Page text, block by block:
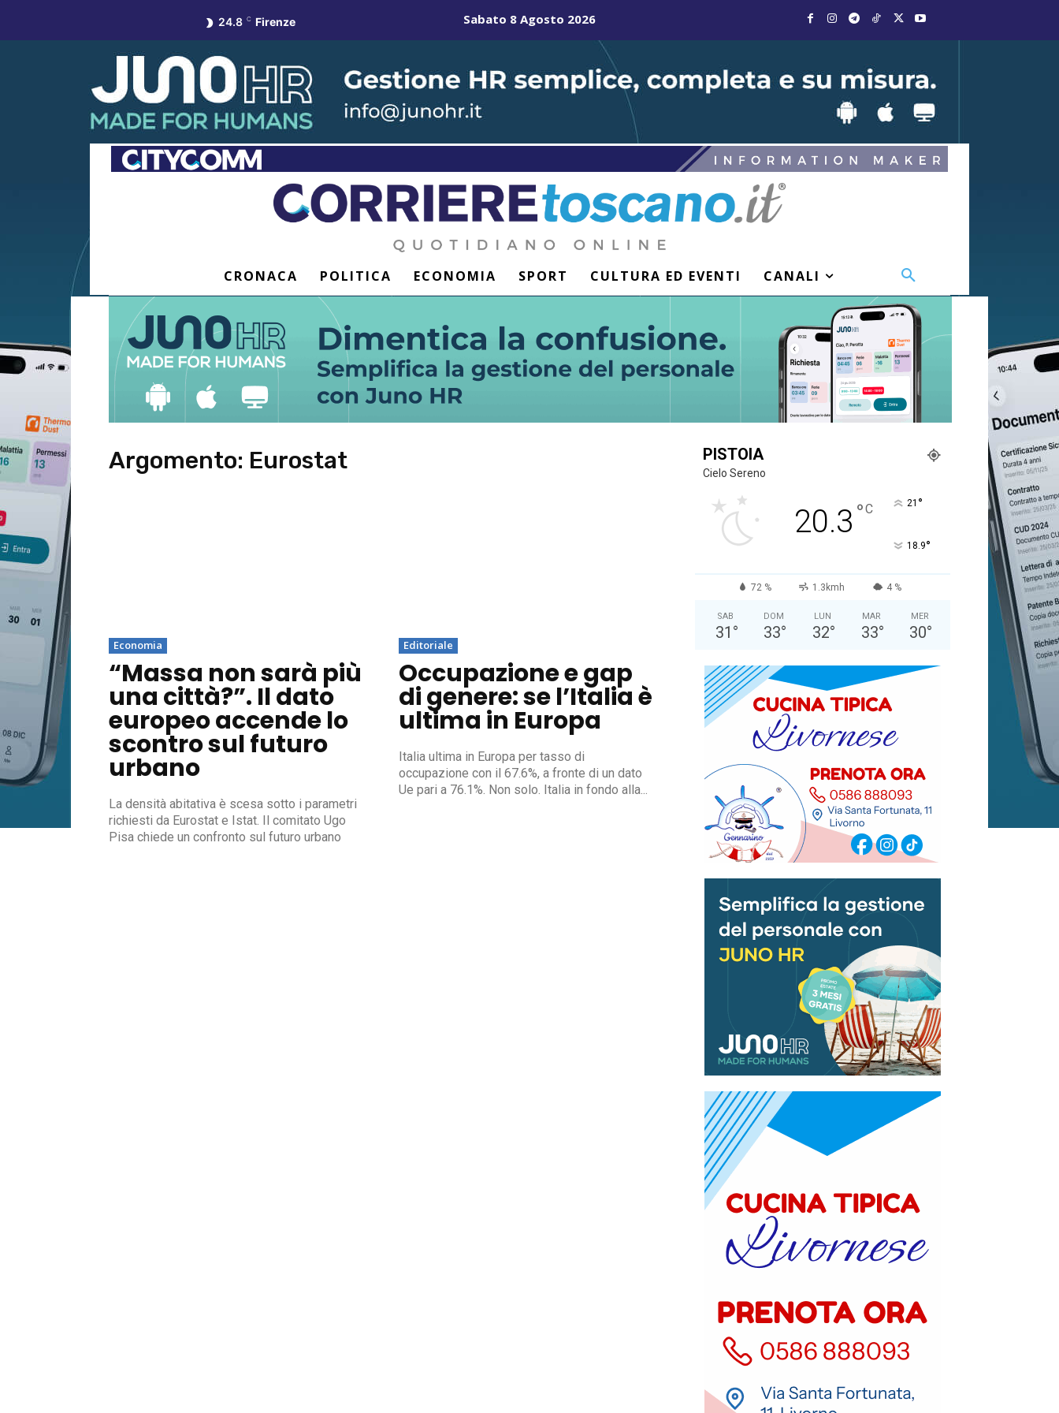
24.8 C Firenze Sabato 8 Agosto 2026
CRONACA POLITICA ECONOMIA SPORT CULTURA ED EVENTI CANALI
Argomento: Eurostat
Economia
“Massa non sarà più
una città?”. Il dato
europeo accende lo
scontro sul futuro
urbano
La densità abitativa è scesa sotto i parametri
richiesti da Eurostat e Istat. Il comitato Ugo
Pisa chiede un confronto sul futuro urbano
Editoriale
Occupazione e gap
di genere: se l’Italia è
ultima in Europa
Italia ultima in Europa per tasso di
occupazione con il 67.6%, a fronte di un dato
Ue pari a 76.1%. Non solo. Italia in fondo alla...
PISTOIA
Cielo Sereno
20.3 °C 21 °
18.9°
72 % 1.3kmh 4 %
SAB
31 °
DOM
33°
LUN
32°
MAR
33°
MER
30°